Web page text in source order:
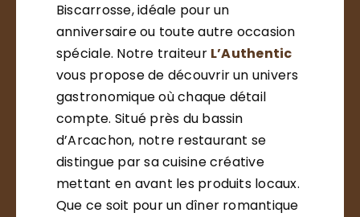
Biscarrosse, idéale pour un
anniversaire ou toute autre occasion
spéciale. Notre traiteur L’Authentic
vous propose de découvrir un univers
gastronomique où chaque détail
compte. Situé près du bassin
d’Arcachon, notre restaurant se
distingue par sa cuisine créative
mettant en avant les produits locaux.
Que ce soit pour un dîner romantique